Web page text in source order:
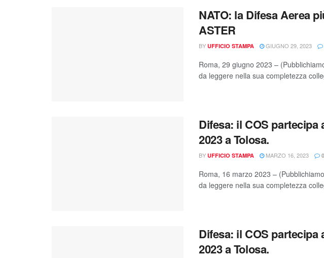
NATO: la Difesa Aerea
ASTER
BY UFFICIO STAMPA GIUGNO 29, 2023
Roma, 29 giugno 2023 –
da leggere nella sua completezza
Difesa: il COS partecipa
2023 a Tolosa.
BY UFFICIO STAMPA MARZO 16, 2023 0
Roma, 16 marzo 2023 –
da leggere nella sua completezza
Difesa: il COS partecipa
2023 a Tolosa.